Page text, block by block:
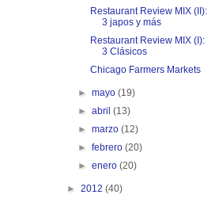
Restaurant Review MIX (II):
3 japos y más
Restaurant Review MIX (I):
3 Clásicos
Chicago Farmers Markets
►mayo(19)
►abril(13)
►marzo(12)
►febrero(20)
►enero(20)
► 2012 (40)